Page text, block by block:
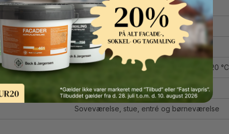
Kan fortyndes med vand
Pensel
Ca. 8m² pr. liter
1 time, overmalbar efter ca. 4 timer ved +20 °C
Fås i flere farver
Soveværelse, stue, entré og børneværelse